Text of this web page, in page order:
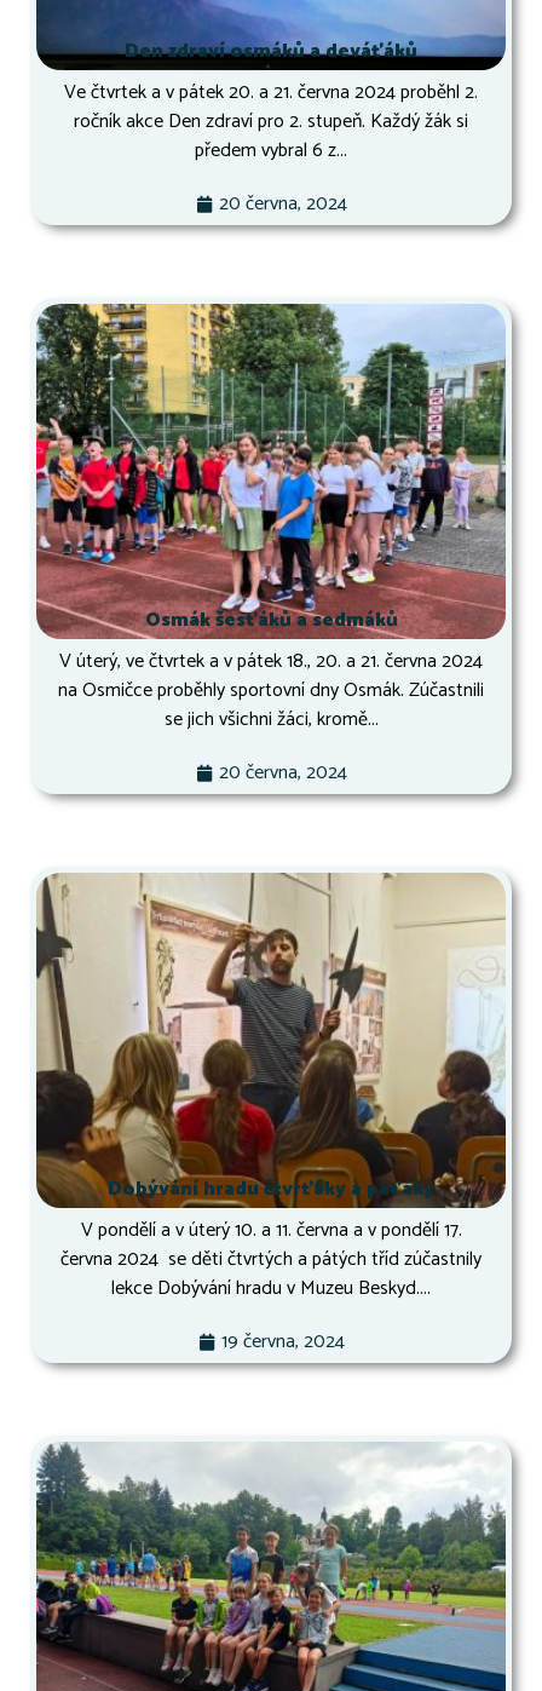
Den zdraví osmáků a deváťáků
Ve čtvrtek a v pátek 20. a 21. června 2024 proběhl 2.
ročník akce Den zdraví pro 2. stupeň. Každý žák si
předem vybral 6 z...
20 června, 2024
Osmák šesťáků a sedmáků
V úterý, ve čtvrtek a v pátek 18., 20. a 21. června 2024
na Osmičce proběhly sportovní dny Osmák. Zúčastnili
se jich všichni žáci, kromě...
20 června, 2024
Dobývání hradu čtvrťáky a páťáky
V pondělí a v úterý 10. a 11. června a v pondělí 17.
června 2024 se děti čtvrtých a pátých tříd zúčastnily
lekce Dobývání hradu v Muzeu Beskyd....
19 června, 2024